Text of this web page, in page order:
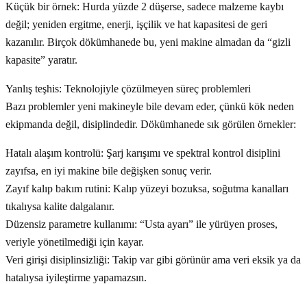
Küçük bir örnek: Hurda yüzde 2 düşerse, sadece malzeme kaybı
değil; yeniden ergitme, enerji, işçilik ve hat kapasitesi de geri
kazanılır. Birçok dökümhanede bu, yeni makine almadan da “gizli
kapasite” yaratır.
Yanlış teşhis: Teknolojiyle çözülmeyen süreç problemleri
Bazı problemler yeni makineyle bile devam eder, çünkü kök neden
ekipmanda değil, disiplindedir. Dökümhanede sık görülen örnekler:
Hatalı alaşım kontrolü: Şarj karışımı ve spektral kontrol disiplini
zayıfsa, en iyi makine bile değişken sonuç verir.
Zayıf kalıp bakım rutini: Kalıp yüzeyi bozuksa, soğutma kanalları
tıkalıysa kalite dalgalanır.
Düzensiz parametre kullanımı: “Usta ayarı” ile yürüyen proses,
veriyle yönetilmediği için kayar.
Veri girişi disiplinsizliği: Takip var gibi görünür ama veri eksik ya da
hatalıysa iyileştirme yapamazsın.